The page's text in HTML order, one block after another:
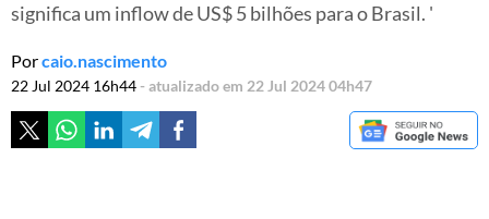
significa um inflow de US$ 5 bilhões para o Brasil. '
Porcaio.nascimento
22 Jul 2024 16h44- atualizado em 22 Jul 2024 04h47